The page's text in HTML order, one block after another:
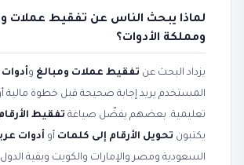
لماذا يبحث الناس عن تفقيط عملات
ومملكة الأدوات؟
يزداد البحث عن تفقيط عملات ومبالغ و
المستخدم يريد إجابة صحيحة قبل خطوة مالية أو
تعليمية. بعضهم يفضّل صياغة تفقيط
يكتبون تحويل الأرقام إلى كلمات أو أدوات
السعودية ومصر والإمارات والكويت وبقية